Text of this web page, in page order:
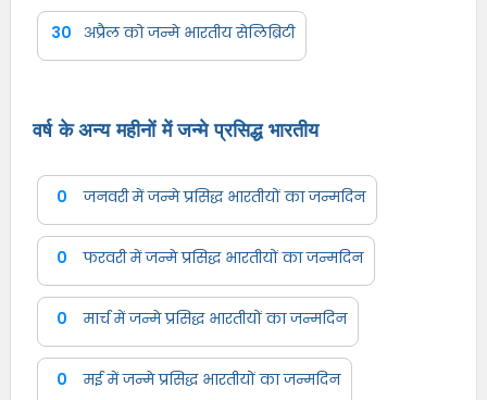
30 अप्रैल को जन्मे भारतीय सेलिब्रिटी
वर्ष के अन्य महीनों में जन्मे प्रसिद्ध भारतीय
0 जनवरी में जन्मे प्रसिद्ध भारतीयों का जन्मदिन
0 फरवरी में जन्मे प्रसिद्ध भारतीयों का जन्मदिन
0 मार्च में जन्मे प्रसिद्ध भारतीयों का जन्मदिन
0 मई में जन्मे प्रसिद्ध भारतीयों का जन्मदिन